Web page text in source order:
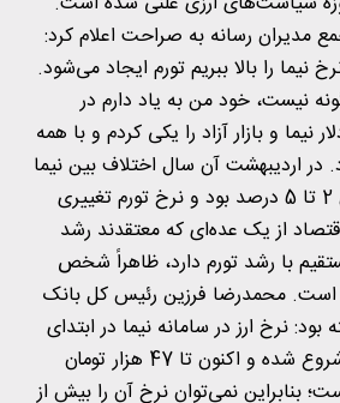
مدیران رسانه به صراحت اعلام کرد:
نیما را بالا ببریم تورم ایجاد می‌شود.
نیست، خود من به یاد دارم در
سال 1400 دلار نیما و بازار آزاد را یکی کردم و با همه
در اردیبهشت آن سال اختلاف بین نیما
و بازار آزاد اختلاف بین 2 تا 5 درصد بود و نرخ تورم تغییری
از یک عده‌ای که معتقدند رشد
با رشد تورم دارد، ظاهراً شخص
محمدرضا فرزین رئیس کل بانک
نرخ ارز در سامانه نیما در ابتدای
سال از 41 هزار تومان شروع شده و اکنون تا 47 هزار تومان
بنابراین نمی‌توان نرخ آن را بیش از